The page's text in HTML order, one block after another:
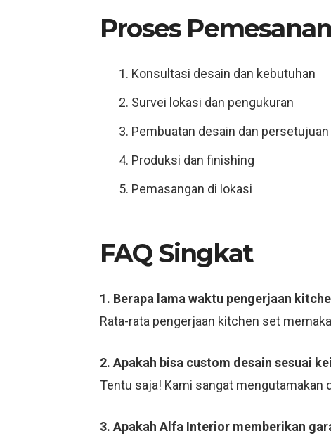
Proses
Konsultasi desain dan kebutuhan
Survei lokasi dan pengukuran
Pembuatan desain dan persetujuan
Produksi dan finishing
Pemasangan di lokasi
FAQ Singkat
1. Berapa lama waktu pengerjaan
Rata-rata pengerjaan kitchen set
2. Apakah bisa custom desain sesuai
Tentu saja! Kami sangat mengutamakan
3. Apakah Alfa Interior memberikan